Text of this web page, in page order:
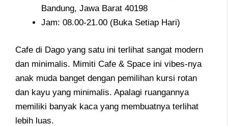
Bandung, Jawa Barat 40198
Jam: 08.00-21.00 (Buka Setiap Hari)
Cafe di Dago yang satu ini terlihat sangat modern
dan minimalis. Mimiti Cafe & Space ini vibes-nya
anak muda banget dengan pemilihan kursi rotan
dan kayu yang minimalis. Apalagi ruangannya
memiliki banyak kaca yang membuatnya terlihat
lebih luas.